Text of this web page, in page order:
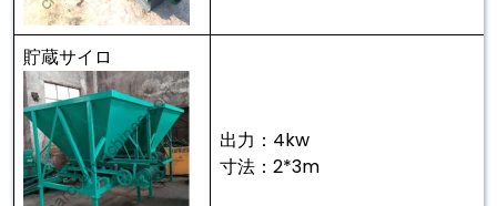
貯蔵サイロ
出力：4kw
寸法：2*3m